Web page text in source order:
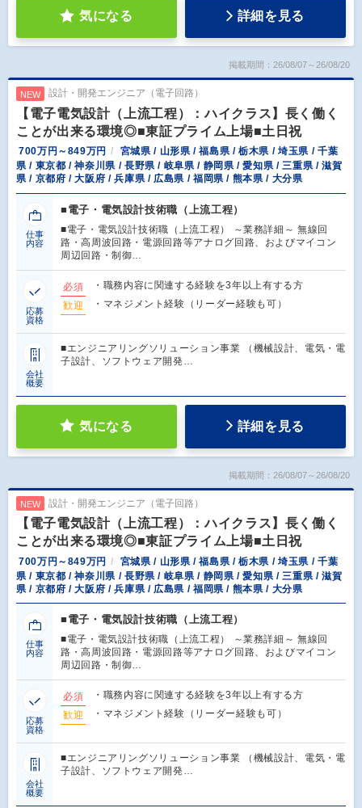
気になる 詳細を見る
掲載期間：26/08/07～26/08/20
NEW 設計・開発エンジニア（電子回路）
【電子電気設計（上流工程）：ハイクラス】長く働く
ことが出来る環境◎■東証プライム上場■土日祝
700万円～849万円
宮城県 / 山形県 / 福島県 / 栃木県 / 埼玉県 / 千葉
県 / 東京都 / 神奈川県 / 長野県 / 岐阜県 / 静岡県 / 愛知県 / 三重県 / 滋賀
県 / 京都府 / 大阪府 / 兵庫県 / 広島県 / 福岡県 / 熊本県 / 大分県
仕事
内容
■電子・電気設計技術職（上流工程）
■電子・電気設計技術職（上流工程） ～業務詳細～ 無線回
路・高周波回路・電源回路等アナログ回路、およびマイコン
周辺回路・制御…
応募
資格
必須
・職務内容に関連する経験を3年以上有する方
歓迎
・マネジメント経験（リーダー経験も可）
会社
概要
■エンジニアリングソリューション事業 （機械設計、電気・電
子設計、ソフトウェア開発…
気になる 詳細を見る
掲載期間：26/08/07～26/08/20
NEW 設計・開発エンジニア（電子回路）
【電子電気設計（上流工程）：ハイクラス】長く働く
ことが出来る環境◎■東証プライム上場■土日祝
700万円～849万円
宮城県 / 山形県 / 福島県 / 栃木県 / 埼玉県 / 千葉
県 / 東京都 / 神奈川県 / 長野県 / 岐阜県 / 静岡県 / 愛知県 / 三重県 / 滋賀
県 / 京都府 / 大阪府 / 兵庫県 / 広島県 / 福岡県 / 熊本県 / 大分県
仕事
内容
■電子・電気設計技術職（上流工程）
■電子・電気設計技術職（上流工程） ～業務詳細～ 無線回
路・高周波回路・電源回路等アナログ回路、およびマイコン
周辺回路・制御…
応募
資格
必須
・職務内容に関連する経験を3年以上有する方
歓迎
・マネジメント経験（リーダー経験も可）
会社
概要
■エンジニアリングソリューション事業 （機械設計、電気・電
子設計、ソフトウェア開発…